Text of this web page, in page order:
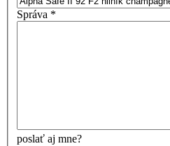
Správa *
poslať aj mne?